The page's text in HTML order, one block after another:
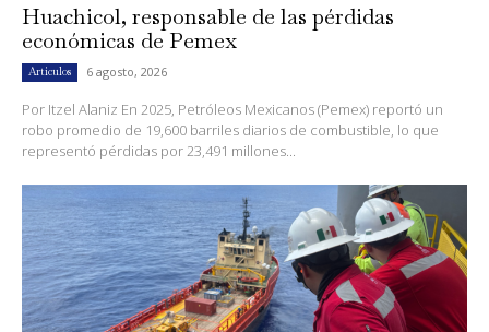
Huachicol, responsable de las pérdidas
económicas de Pemex
Artículos 6 agosto, 2026
Por Itzel Alaniz En 2025, Petróleos Mexicanos (Pemex) reportó un
robo promedio de 19,600 barriles diarios de combustible, lo que
representó pérdidas por 23,491 millones...